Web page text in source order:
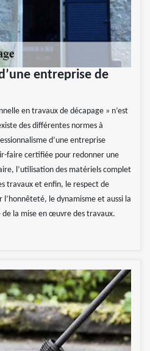
entreprise de
en travaux de décapage » n’est
des différentes normes à
d’une entreprise
faire certifiée pour redonner une
l’utilisation des matériels complet
travaux et enfin, le respect de
l’honnêteté, le dynamisme et aussi la
la mise en œuvre des travaux.